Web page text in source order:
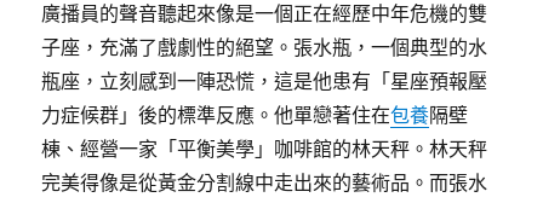
廣播員的聲音聽起來像是一個正在經歷中年危機的雙
子座，充滿了戲劇性的絕望。張水瓶，一個典型的水
瓶座，立刻感到一陣恐慌，這是他患有「星座預報壓
力症候群」後的標準反應。他單戀著住在包養隔壁
棟、經營一家「平衡美學」咖啡館的林天秤。林天秤
完美得像是從黃金分割線中走出來的藝術品。而張水